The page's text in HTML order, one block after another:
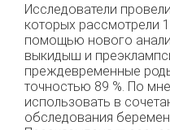
Исследователи
которых рассмотрели
помощью нового
выкидыш и
преждевременные
точностью 89 %. По
использовать в
обследования